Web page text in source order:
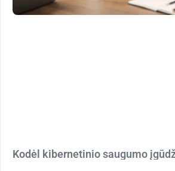
Kodėl kibernetinio saugumo